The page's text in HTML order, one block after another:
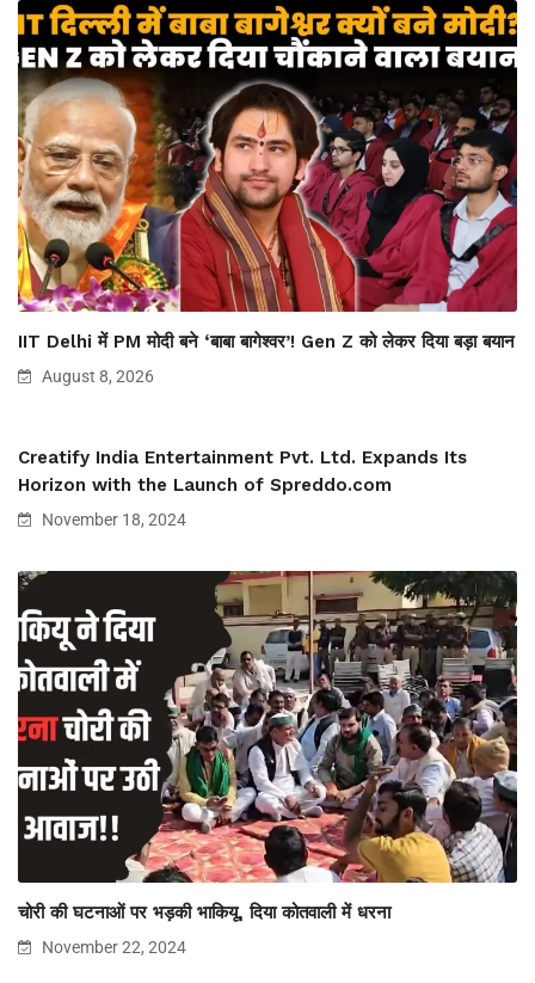
IIT Delhi में PM मोदी बने ‘बाबा बागेश्वर’! Gen Z को लेकर दिया बड़ा बयान
August 8, 2026
Creatify India Entertainment Pvt. Ltd. Expands Its
Horizon with the Launch of Spreddo.com
November 18, 2024
चोरी की घटनाओं पर भड़की भाकियू, दिया कोतवाली में धरना
November 22, 2024